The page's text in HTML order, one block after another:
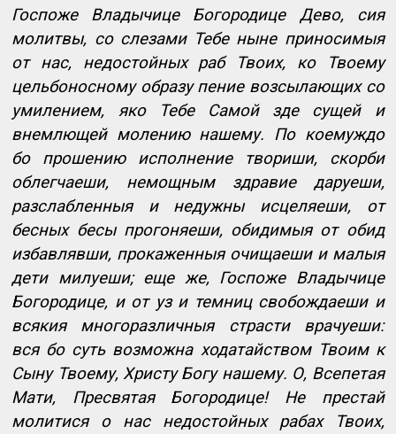
Госпоже Владычице Богородице Дево, сия
молитвы, со слезами Тебе ныне приносимыя
от нас, недостойных раб Твоих, ко Твоему
цельбоносному образу пение возсылающих со
умилением, яко Тебе Самой зде сущей и
внемлющей молению нашему. По коемуждо
бо прошению исполнение твориши, скорби
облегчаеши, немощным здравие даруеши,
разслабленныя и недужны исцеляеши, от
бесных бесы прогоняеши, обидимыя от обид
избавлявши, прокаженныя очищаеши и малыя
дети милуеши; еще же, Госпоже Владычице
Богородице, и от уз и темниц свобождаеши и
всякия многоразличныя страсти врачуеши:
вся бо суть возможна ходатайством Твоим к
Сыну Твоему, Христу Богу нашему. О, Всепетая
Мати, Пресвятая Богородице! Не престай
молитися о нас недостойных рабах Твоих,